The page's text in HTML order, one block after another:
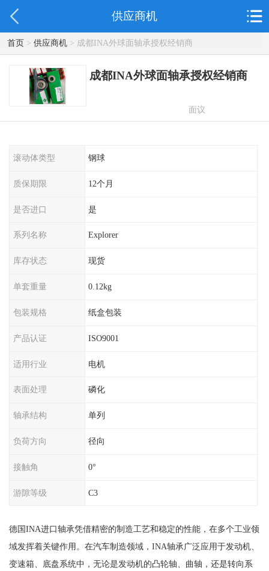
供应商机
首页> 供应商机> 成都INA外球面轴承授权经销商
成都INA外球面轴承授权经销商
面议
滚动体类型 钢球
质保期限 12个月
是否进口 是
系列名称 Explorer
库存状态 现货
单套重量 0.12kg
包装规格 纸盒包装
产品认证 ISO9001
适用行业 电机
表面处理 磷化
轴承结构 单列
负荷方向 径向
接触角 0°
游隙等级 C3
德国INA进口轴承凭借精密的制造工艺和稳定的性能，在多个工业领
域发挥着关键作用。在汽车制造领域，INA轴承广泛应用于发动机、
变速箱、底盘系统中，无论是发动机的凸轮轴、曲轴，还是转向系